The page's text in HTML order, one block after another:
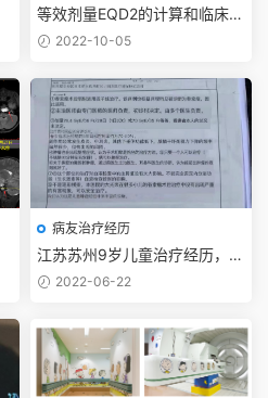
等效剂量EQD2的计算和临床应
用 2022-10-05
病友治疗经历
江苏苏州9岁儿童治疗经历，天
坛经鼻手术【张亚卓】+日本筑
2022-06-22